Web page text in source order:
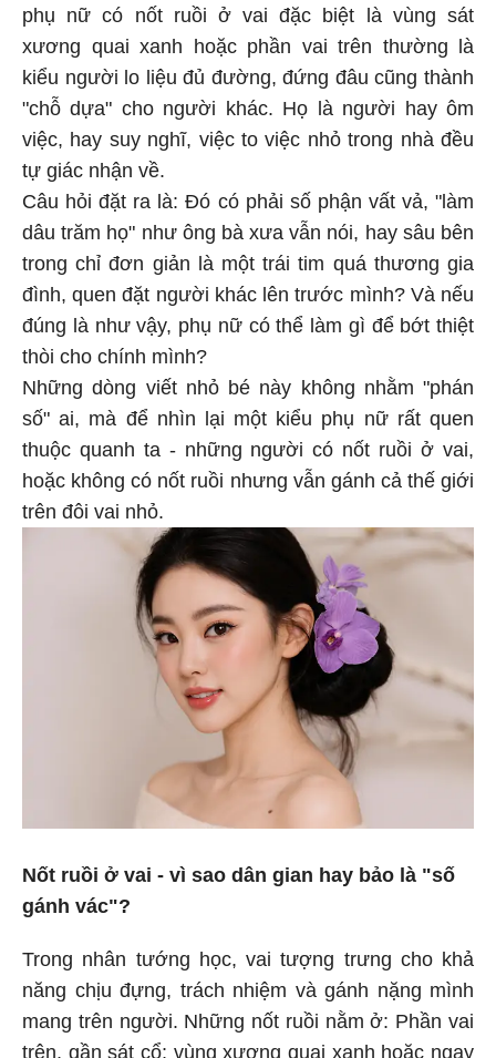
phụ nữ có nốt ruồi ở vai đặc biệt là vùng sát
xương quai xanh hoặc phần vai trên thường là
kiểu người lo liệu đủ đường, đứng đâu cũng thành
"chỗ dựa" cho người khác. Họ là người hay ôm
việc, hay suy nghĩ, việc to việc nhỏ trong nhà đều
tự giác nhận về.
Câu hỏi đặt ra là: Đó có phải số phận vất vả, "làm
dâu trăm họ" như ông bà xưa vẫn nói, hay sâu bên
trong chỉ đơn giản là một trái tim quá thương gia
đình, quen đặt người khác lên trước mình? Và nếu
đúng là như vậy, phụ nữ có thể làm gì để bớt thiệt
thòi cho chính mình?
Những dòng viết nhỏ bé này không nhằm "phán
số" ai, mà để nhìn lại một kiểu phụ nữ rất quen
thuộc quanh ta - những người có nốt ruồi ở vai,
hoặc không có nốt ruồi nhưng vẫn gánh cả thế giới
trên đôi vai nhỏ.
Nốt ruồi ở vai - vì sao dân gian hay bảo là "số
gánh vác"?
Trong nhân tướng học, vai tượng trưng cho khả
năng chịu đựng, trách nhiệm và gánh nặng mình
mang trên người. Những nốt ruồi nằm ở: Phần vai
trên, gần sát cổ; vùng xương quai xanh hoặc ngay